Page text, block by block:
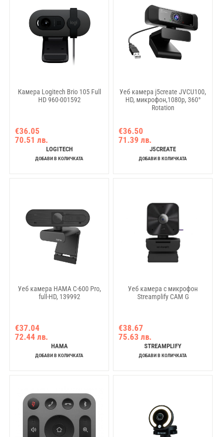
Камера Logitech Brio 105 Full
HD 960-001592
€36.05
70.51 лв.
LOGITECH
ДОБАВИ В КОЛИЧКАТА
Уеб камера j5create JVCU100,
HD, микрофон,1080p, 360°
Rotation
€36.50
71.39 лв.
J5CREATE
ДОБАВИ В КОЛИЧКАТА
Уеб камера HAMA C-600 Pro,
full-HD, 139992
€37.04
72.44 лв.
HAMA
ДОБАВИ В КОЛИЧКАТА
Уеб камера с микрофон
Streamplify CAM G
€38.67
75.63 лв.
STREAMPLIFY
ДОБАВИ В КОЛИЧКАТА